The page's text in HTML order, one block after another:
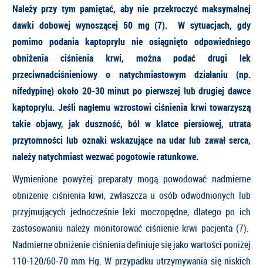
Należy przy tym pamiętać, aby nie przekroczyć maksymalnej
dawki dobowej wynoszącej 50 mg (7). W sytuacjach, gdy
pomimo podania kaptoprylu nie osiągnięto odpowiedniego
obniżenia ciśnienia krwi, można podać drugi lek
przeciwnadciśnieniowy o natychmiastowym działaniu (np.
nifedypinę) około 20-30 minut po pierwszej lub drugiej dawce
kaptoprylu. Jeśli nagłemu wzrostowi ciśnienia krwi towarzyszą
takie objawy, jak duszność, ból w klatce piersiowej, utrata
przytomności lub oznaki wskazujące na udar lub zawał serca,
należy natychmiast wezwać pogotowie ratunkowe.
Wymienione powyżej preparaty mogą powodować nadmierne
obniżenie ciśnienia krwi, zwłaszcza u osób odwodnionych lub
przyjmujących jednocześnie leki moczopędne, dlatego po ich
zastosowaniu należy monitorować ciśnienie krwi pacjenta (7).
Nadmierne obniżenie ciśnienia definiuje się jako wartości poniżej
110-120/60-70 mm Hg. W przypadku utrzymywania się niskich